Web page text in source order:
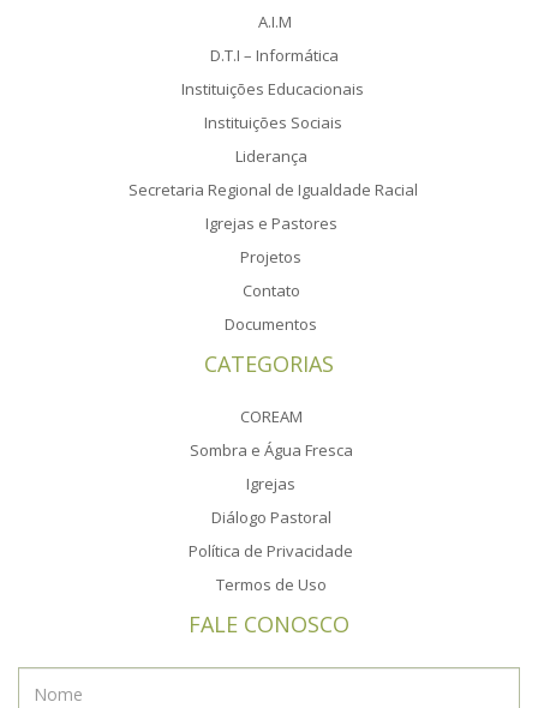
A.I.M
D.T.I – Informática
Instituições Educacionais
Instituições Sociais
Liderança
Secretaria Regional de Igualdade Racial
Igrejas e Pastores
Projetos
Contato
Documentos
CATEGORIAS
COREAM
Sombra e Água Fresca
Igrejas
Diálogo Pastoral
Política de Privacidade
Termos de Uso
FALE CONOSCO